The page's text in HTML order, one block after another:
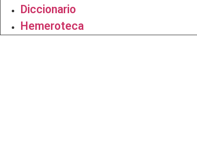
Diccionario
Hemeroteca